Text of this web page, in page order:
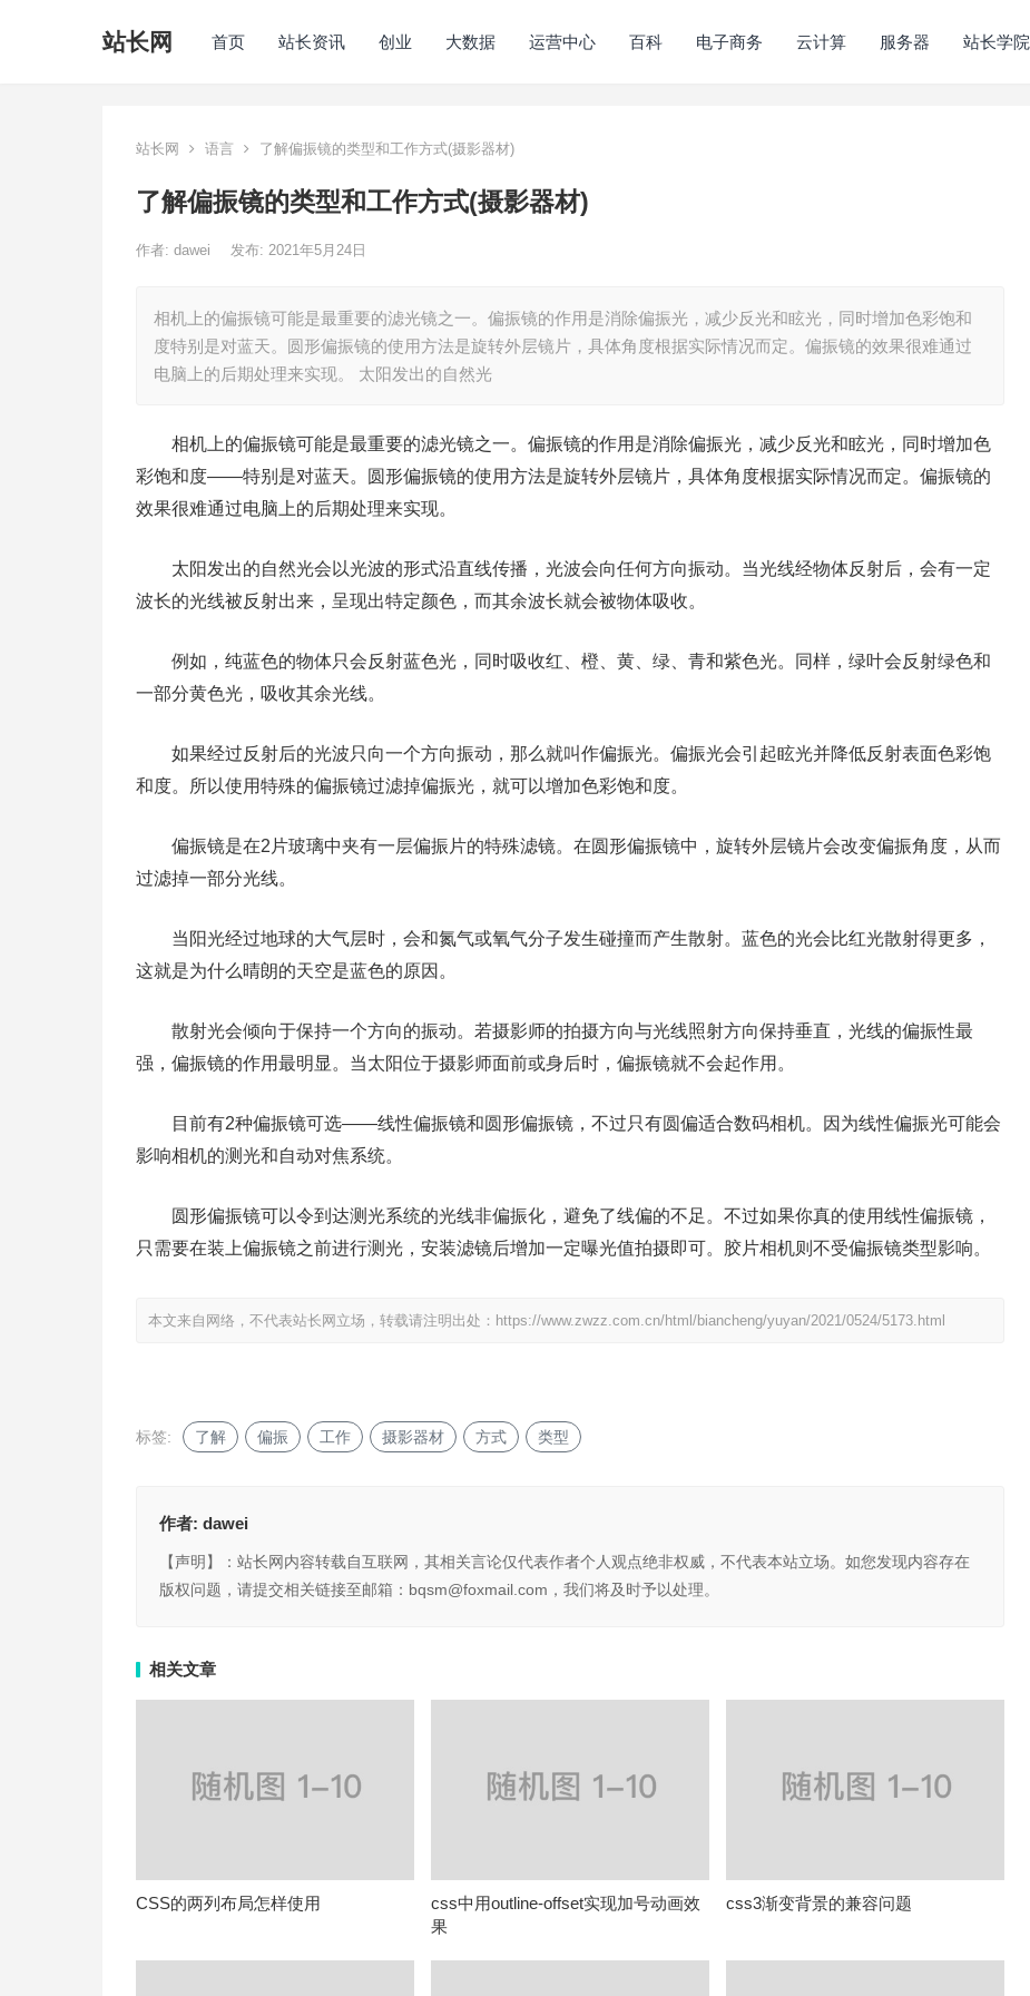
站长网 首页 站长资讯 创业 大数据 运营中心 百科 电子商务 云计算 服务器 站长学院
站长网 语言 了解偏振镜的类型和工作方式(摄影器材)
了解偏振镜的类型和工作方式(摄影器材)
作者: dawei 发布: 2021年5月24日
相机上的偏振镜可能是最重要的滤光镜之一。偏振镜的作用是消除偏振光，减少反光和眩光，同时增加色彩饱和
度特别是对蓝天。圆形偏振镜的使用方法是旋转外层镜片，具体角度根据实际情况而定。偏振镜的效果很难通过
电脑上的后期处理来实现。 太阳发出的自然光
相机上的偏振镜可能是最重要的滤光镜之一。偏振镜的作用是消除偏振光，减少反光和眩光，同时增加色
彩饱和度——特别是对蓝天。圆形偏振镜的使用方法是旋转外层镜片，具体角度根据实际情况而定。偏振镜的
效果很难通过电脑上的后期处理来实现。
太阳发出的自然光会以光波的形式沿直线传播，光波会向任何方向振动。当光线经物体反射后，会有一定
波长的光线被反射出来，呈现出特定颜色，而其余波长就会被物体吸收。
例如，纯蓝色的物体只会反射蓝色光，同时吸收红、橙、黄、绿、青和紫色光。同样，绿叶会反射绿色和
一部分黄色光，吸收其余光线。
如果经过反射后的光波只向一个方向振动，那么就叫作偏振光。偏振光会引起眩光并降低反射表面色彩饱
和度。所以使用特殊的偏振镜过滤掉偏振光，就可以增加色彩饱和度。
偏振镜是在2片玻璃中夹有一层偏振片的特殊滤镜。在圆形偏振镜中，旋转外层镜片会改变偏振角度，从而
过滤掉一部分光线。
当阳光经过地球的大气层时，会和氮气或氧气分子发生碰撞而产生散射。蓝色的光会比红光散射得更多，
这就是为什么晴朗的天空是蓝色的原因。
散射光会倾向于保持一个方向的振动。若摄影师的拍摄方向与光线照射方向保持垂直，光线的偏振性最
强，偏振镜的作用最明显。当太阳位于摄影师面前或身后时，偏振镜就不会起作用。
目前有2种偏振镜可选——线性偏振镜和圆形偏振镜，不过只有圆偏适合数码相机。因为线性偏振光可能会
影响相机的测光和自动对焦系统。
圆形偏振镜可以令到达测光系统的光线非偏振化，避免了线偏的不足。不过如果你真的使用线性偏振镜，
只需要在装上偏振镜之前进行测光，安装滤镜后增加一定曝光值拍摄即可。胶片相机则不受偏振镜类型影响。
本文来自网络，不代表站长网立场，转载请注明出处： https://www.zwzz.com.cn/html/biancheng/yuyan/2021/0524/5173.html
标签: 了解 偏振 工作 摄影器材 方式 类型
作者: dawei
【声明】：站长网内容转载自互联网，其相关言论仅代表作者个人观点绝非权威，不代表本站立场。如您发现内容存在
版权问题，请提交相关链接至邮箱：bqsm@foxmail.com，我们将及时予以处理。
相关文章
CSS的两列布局怎样使用
css中用outline-offset实现加号动画效
果
css3渐变背景的兼容问题